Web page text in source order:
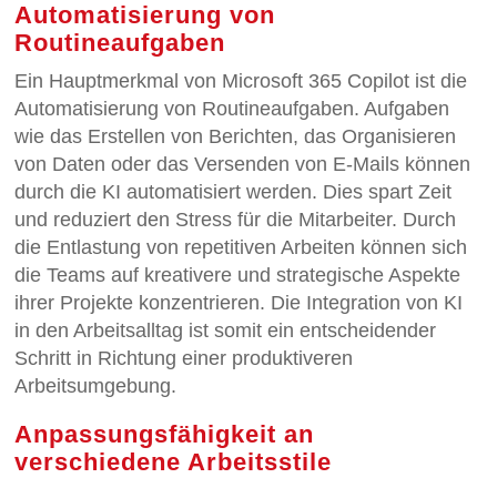
Automatisierung von
Routineaufgaben
Ein Hauptmerkmal von Microsoft 365 Copilot ist die
Automatisierung von Routineaufgaben. Aufgaben
wie das Erstellen von Berichten, das Organisieren
von Daten oder das Versenden von E-Mails können
durch die KI automatisiert werden. Dies spart Zeit
und reduziert den Stress für die Mitarbeiter. Durch
die Entlastung von repetitiven Arbeiten können sich
die Teams auf kreativere und strategische Aspekte
ihrer Projekte konzentrieren. Die Integration von KI
in den Arbeitsalltag ist somit ein entscheidender
Schritt in Richtung einer produktiveren
Arbeitsumgebung.
Anpassungsfähigkeit an
verschiedene Arbeitsstile